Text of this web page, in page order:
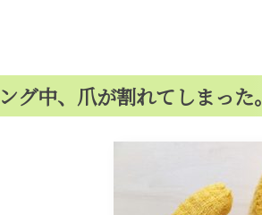
グ中、爪が割れてしまった。